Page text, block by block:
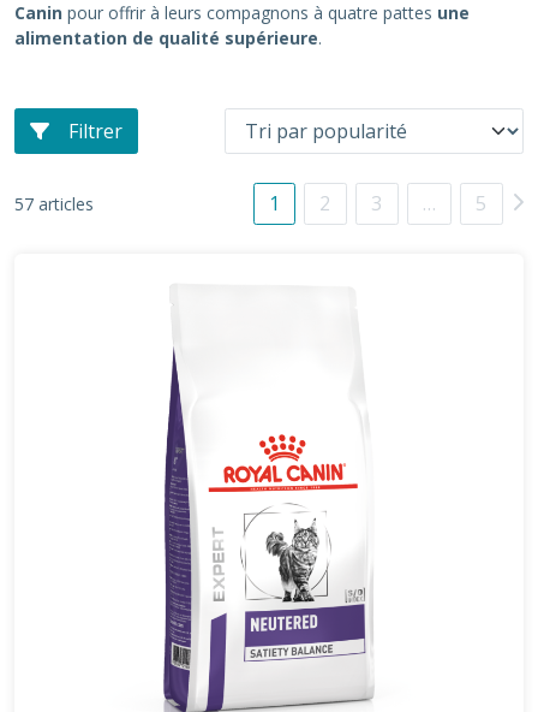
Canin pour offrir à leurs compagnons à quatre pattes une
alimentation de qualité supérieure.
Filtrer
57 articles 1 2 3 … 5